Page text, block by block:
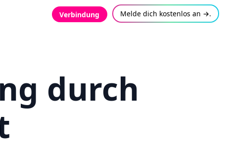
Verbindung Melde dich kostenlos an →.
durch